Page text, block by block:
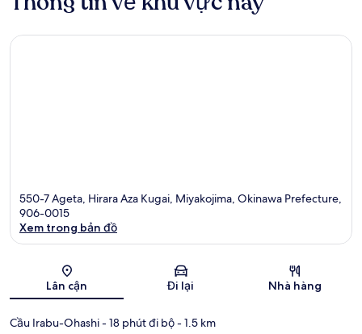
550-7 Ageta, Hirara Aza Kugai, Miyakojima, Okinawa Prefecture,
906-0015
Xem trong bản đồ
Lân cận Đi lại Nhà hàng
Cầu Irabu-Ohashi- 18 phút đi bộ- 1.5 km